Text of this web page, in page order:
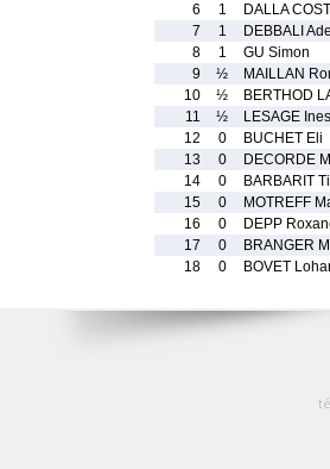
6
1
DALLA
7
1
DEBBALI Adel
8
1
GU Simon
9
½
MAILLAN
10
½
BERTHOD
11
½
LESAGE Ines
12
0
BUCHET Eli
13
0
DECORDE
14
0
BARBARIT
15
0
MOTREFF
16
0
DEPP
17
0
BRANGER
18
0 BOVET